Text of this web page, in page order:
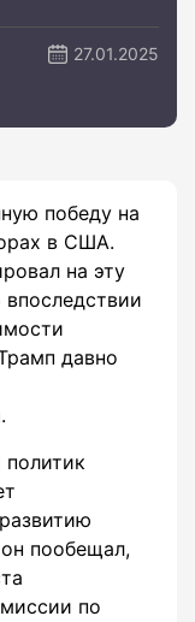
27.01.2025
победу на
в США.
на эту
давно
пообещал,
по